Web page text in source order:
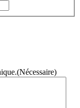
(Nécessaire)